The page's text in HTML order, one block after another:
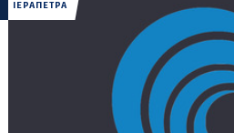
ΙΕΡΑΠΕΤΡΑ